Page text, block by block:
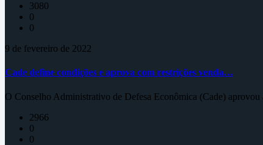
3080
0
0
9 de fevereiro de 2022
Cade define condições e aprova com restrições venda…
O Conselho Administrativo de Defesa Econômica (Cade)
2966
0
0